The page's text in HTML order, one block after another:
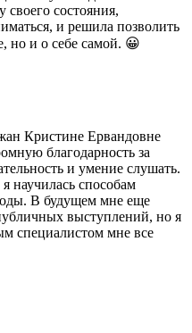
своего состояния,
и решила позволить
но и о себе самой. 😀
Кристине Ервандовне
благодарность за
и умение слушать.
научилась способам
В будущем мне еще
выступлений, но я
специалистом мне все